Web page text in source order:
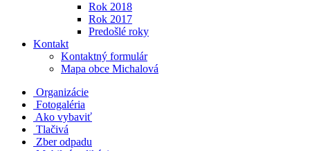
Rok 2018
Rok 2017
Predošlé roky
Kontakt
Kontaktný formulár
Mapa obce Michalová
Organizácie
Fotogaléria
Ako vybaviť
Tlačivá
Zber odpadu